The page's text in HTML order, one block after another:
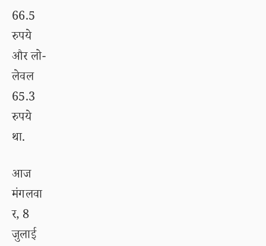
66.5
रुपये
और लो-
लेवल
65.3
रुपये
था.
आज
मंगलवा
र, 8
जुलाई